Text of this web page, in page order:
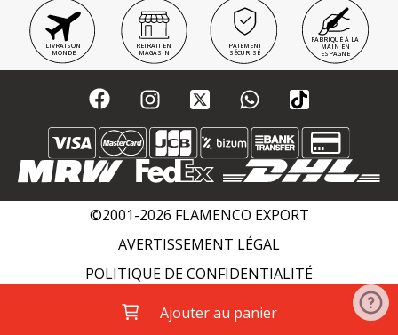
Ajouter au panier
LIVRAISON
MONDE
RETRAIT EN
MAGASIN
PAIEMENT
SÉCURISÉ
FABRIQUÉ À LA
MAIN EN
ESPAGNE
©2001-2026 FLAMENCO EXPORT
AVERTISSEMENT LÉGAL
POLITIQUE DE CONFIDENTIALITÉ
POLITIQUE DE COOKIES
WIKI FLAMENCO